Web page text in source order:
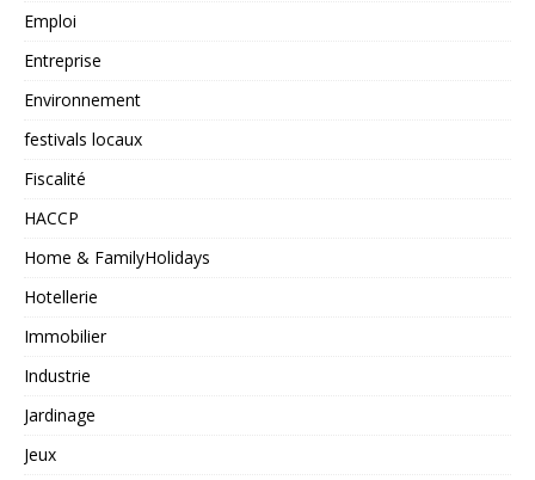
Emploi
Entreprise
Environnement
festivals locaux
Fiscalité
HACCP
Home & FamilyHolidays
Hotellerie
Immobilier
Industrie
Jardinage
Jeux